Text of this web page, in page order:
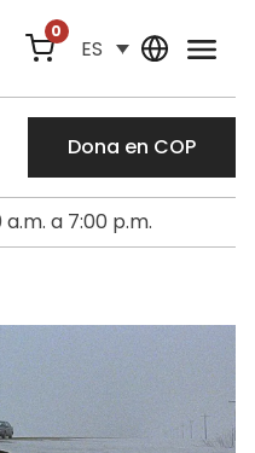
0
ES
Dona en COP
a 7:00 p.m.